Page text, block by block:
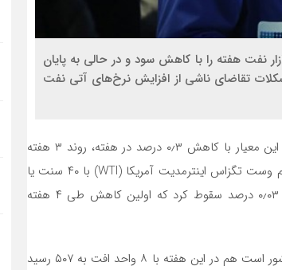
نفت هفته را با کاهش سود و در حالی به پایان
تقاضای ناشی از افزایش نرخ‌های آتی نفت
معاملات آتی برنت با ۳ سنت کاهش به ۹۳٫۲۷ دلار در هر بشکه رسید. این معیار با کاهش ۰٫۳ درصد در هفته، روند ۳ هفته
افزایش را برهم زد. با کاهش تعداد دکل‌های نفتی آمریکا، قیمت نفت خام وست تگزاس اینترمدیت آمریکا (WTI) با ۴۰ سنت یا
۰٫۵ درصد افزایش به ۹۰٫۰۳ دلار در هر بشکه رسید. این معیار در هفته ۰٫۰۳ درصد سقوط کرد که اولین کاهش طی ۴ هفته
تعداد دکل‌های نفتی آمریکا، که نشان‌دهنده حجم تولید آتی نفت این کشور است هم در این هفته با ۸ واحد افت به ۵۰۷ رسید